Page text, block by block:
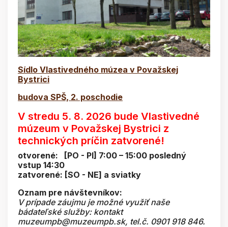
Sídlo Vlastivedného múzea v Považskej
Bystrici
budova SPŠ, 2. poschodie
V stredu 5. 8. 2026 bude Vlastivedné
múzeum v Považskej Bystrici z
technických príčin zatvorené!
otvorené: [PO - PI] 7:00 – 15:00 posledný
vstup 14:30
zatvorené: [SO - NE] a sviatky
Oznam pre návštevníkov:
V prípade záujmu je možné využiť naše
bádateľské služby: kontakt
muzeumpb@muzeumpb.sk, tel.č. 0901 918 846.